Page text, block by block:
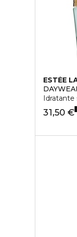
ESTÉE
Idratante
31,50 €